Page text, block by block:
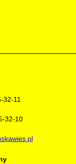
32-11
32-10